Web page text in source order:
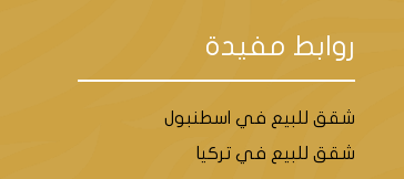
روابط مفيدة
شقق للبيع في اسطنبول
شقق للبيع في تركيا